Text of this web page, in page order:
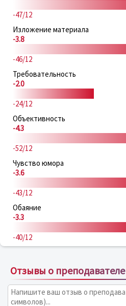
-47/12
Изложение материала
-3.8
-46/12
Требовательность
-2.0
-24/12
Объективность
-4.3
-52/12
Чувство юмора
-3.6
-43/12
Обаяние
-3.3
-40/12
Отзывы о преподавателе